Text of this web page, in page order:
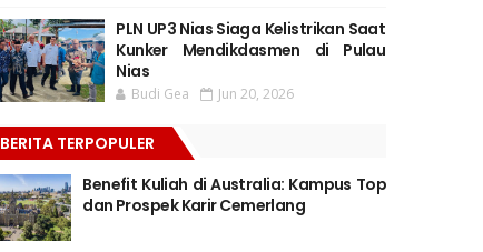
PLN UP3 Nias Siaga Kelistrikan Saat
Kunker Mendikdasmen di Pulau
Nias
Budi Gea Jun 20, 2026
BERITA TERPOPULER
Benefit Kuliah di Australia: Kampus Top
dan Prospek Karir Cemerlang